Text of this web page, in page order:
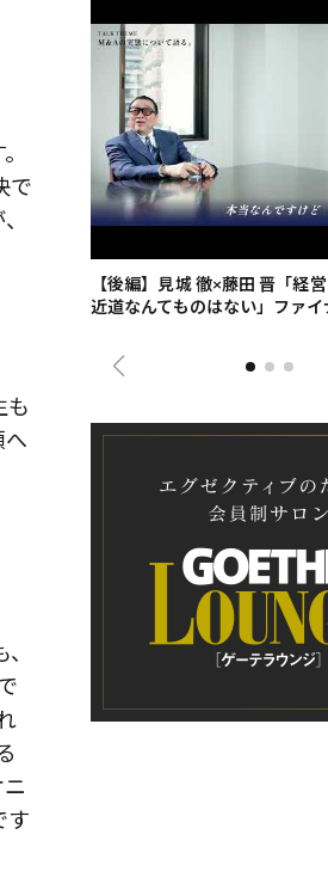
で
も
へ
す
【後編】見城 徹×藤田 晋「経
近道なんてものはない」ファ